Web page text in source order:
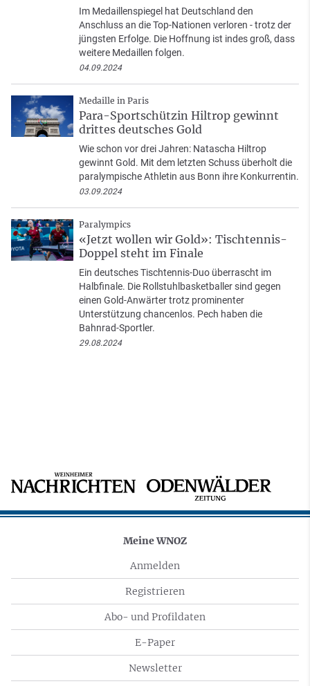
Im Medaillenspiegel hat Deutschland den
Anschluss an die Top-Nationen verloren - trotz der
jüngsten Erfolge. Die Hoffnung ist indes groß, dass
weitere Medaillen folgen.
04.09.2024
Medaille in Paris
Para-Sportschützin Hiltrop gewinnt
drittes deutsches Gold
Wie schon vor drei Jahren: Natascha Hiltrop
gewinnt Gold. Mit dem letzten Schuss überholt die
paralympische Athletin aus Bonn ihre Konkurrentin.
03.09.2024
Paralympics
«Jetzt wollen wir Gold»: Tischtennis-
Doppel steht im Finale
Ein deutsches Tischtennis-Duo überrascht im
Halbfinale. Die Rollstuhlbasketballer sind gegen
einen Gold-Anwärter trotz prominenter
Unterstützung chancenlos. Pech haben die
Bahnrad-Sportler.
29.08.2024
Meine WNOZ
Anmelden
Registrieren
Abo- und Profildaten
E-Paper
Newsletter